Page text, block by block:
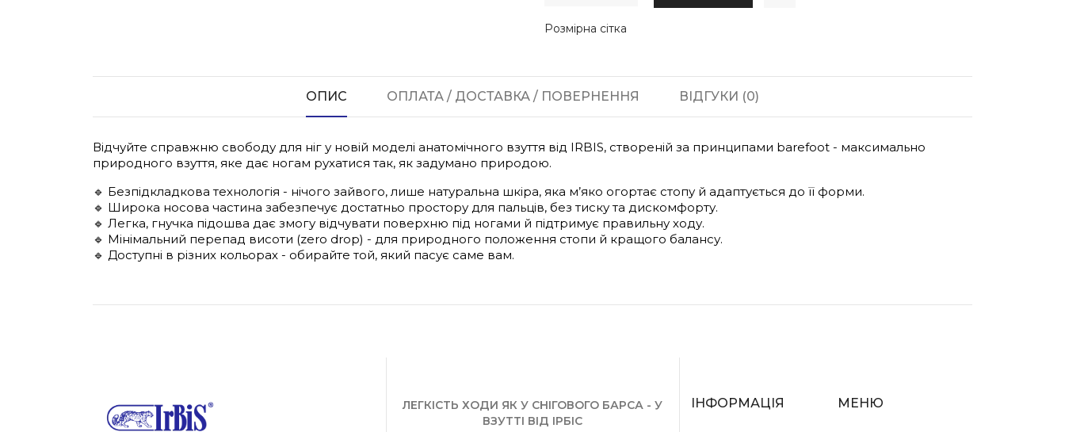
Розмірна сітка
ОПИС ОПЛАТА / ДОСТАВКА / ПОВЕРНЕННЯ ВІДГУКИ (0)
Відчуйте справжню свободу для ніг у новій моделі анатомічного взуття від IRBIS, створеній за принципами barefoot - максимально
природного взуття, яке дає ногам рухатися так, як задумано природою.
🔹 Безпідкладкова технологія - нічого зайвого, лише натуральна шкіра, яка м’яко огортає стопу й адаптується до її форми.
🔹 Широка носова частина забезпечує достатньо простору для пальців, без тиску та дискомфорту.
🔹 Легка, гнучка підошва дає змогу відчувати поверхню під ногами й підтримує правильну ходу.
🔹 Мінімальний перепад висоти (zero drop) - для природного положення стопи й кращого балансу.
🔹 Доступні в різних кольорах - обирайте той, який пасує саме вам.
ЛЕГКІСТЬ ХОДИ ЯК У СНІГОВОГО БАРСА - У
ВЗУТТІ ВІД ІРБІС
ІНФОРМАЦІЯ МЕНЮ